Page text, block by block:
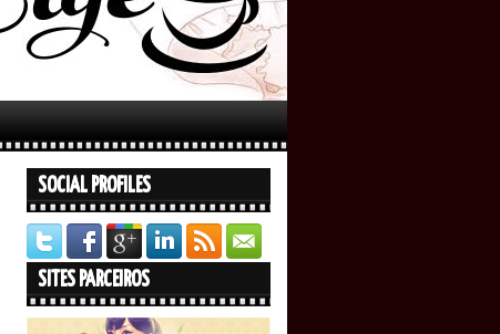
SOCIAL PROFILES
SITES PARCEIROS